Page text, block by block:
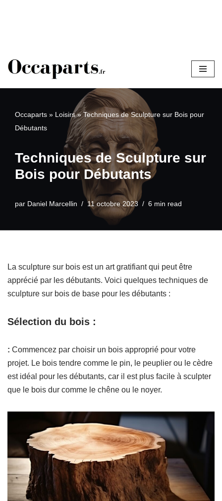
au
Occaparts » Loisirs»Techniques de Sculpture sur Bois pour
Débutants
Techniques de Sculpture sur
Bois pour Débutants
par Daniel Marcellin 11 octobre 2023 6 min read
La sculpture sur bois est un art gratifiant qui peut être
apprécié par les débutants. Voici quelques techniques de
sculpture sur bois de base pour les débutants :
Sélection du bois :
: Commencez par choisir un bois approprié pour votre
projet. Le bois tendre comme le pin, le peuplier ou le cèdre
est idéal pour les débutants, car il est plus facile à sculpter
que le bois dur comme le chêne ou le noyer.